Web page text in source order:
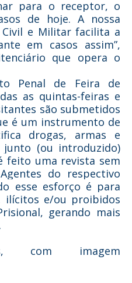
para o receptor, o
de hoje. A nossa
e Militar facilita a
em casos assim”,
que opera o
Penal de Feira de
as quintas-feiras e
são submetidos
é um instrumento de
drogas, armas e
(ou introduzido)
feito uma revista sem
do respectivo
esse esforço é para
ilícitos e/ou proibidos
gerando mais
com imagem